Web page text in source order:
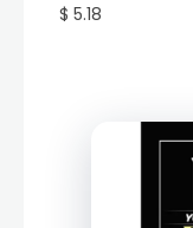
$ 5.18